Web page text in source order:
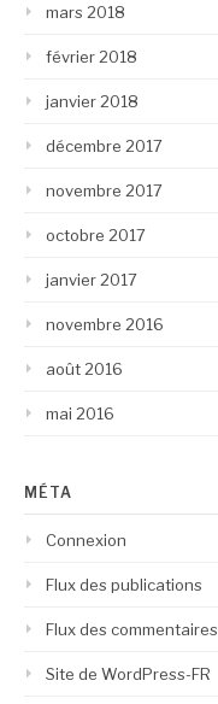
mars 2018
février 2018
janvier 2018
décembre 2017
novembre 2017
octobre 2017
janvier 2017
novembre 2016
août 2016
mai 2016
MÉTA
Connexion
Flux des publications
Flux des commentaires
Site de WordPress-FR